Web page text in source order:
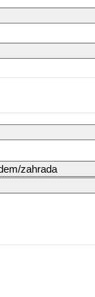
PO
zahrada